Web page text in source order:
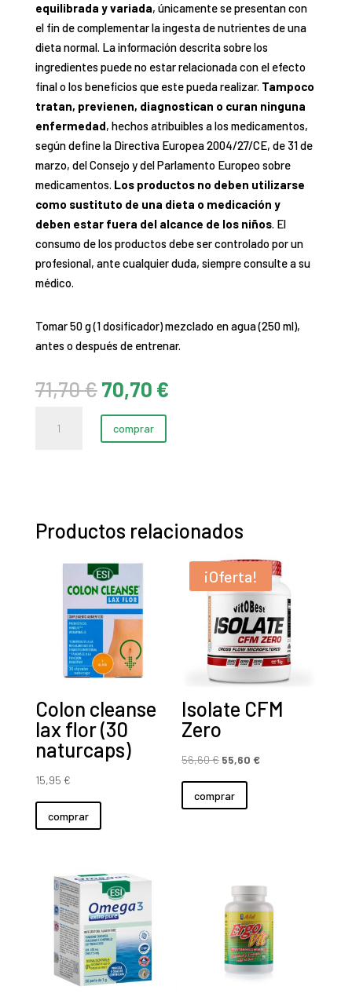
equilibrada y variada, únicamente se presentan con
el fin de complementar la ingesta de nutrientes de una
dieta normal. La información descrita sobre los
ingredientes puede no estar relacionada con el efecto
final o los beneficios que este pueda realizar. Tampoco
tratan, previenen, diagnostican o curan ninguna
enfermedad, hechos atribuibles a los medicamentos,
según define la Directiva Europea 2004/27/CE, de 31 de
marzo, del Consejo y del Parlamento Europeo sobre
medicamentos. Los productos no deben utilizarse
como sustituto de una dieta o medicación y
deben estar fuera del alcance de los niños. El
consumo de los productos debe ser controlado por un
profesional, ante cualquier duda, siempre consulte a su
médico.
Tomar 50 g (1 dosificador) mezclado en agua (250 ml),
antes o después de entrenar.
71,70€ El
precio
original
era:
70,70 €El
comprar
Productos relacionados
Colon cleanse
lax flor (30
naturcaps)
15,95 €
comprar
¡Oferta!
Isolate CFM
Zero
56,60€ El
precio
original
55,60 €El
comprar